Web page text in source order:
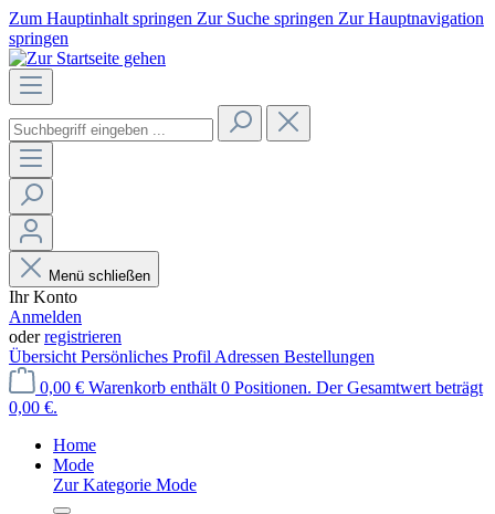
Zum Hauptinhalt springen Zur Suche springen Zur Hauptnavigation
springen
Menü schließen
Ihr Konto
Anmelden
oderregistrieren
Übersicht Persönliches Profil Adressen Bestellungen
0,00 € Warenkorb enthält 0 Positionen. Der Gesamtwert beträgt
0,00 €.
Home
Mode
Zur Kategorie Mode